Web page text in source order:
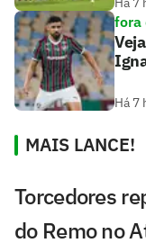
fora
Há 7
MAIS LANCE!
Torcedores
do Remo no